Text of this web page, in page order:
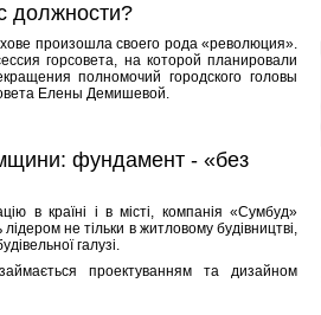
должности?
произошла своего рода «революция».
горсовета, на которой планировали
полномочий городского головы
Елены Демишевой.
фундамент - «без
в країні і в місті, компанія «Сумбуд»
не тільки в житловому будівництві,
галузі.
проектуванням та дизайном